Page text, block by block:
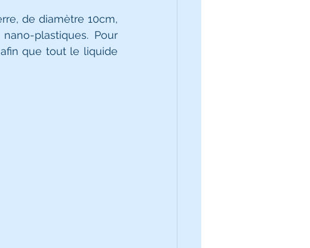
de diamètre 10cm,
plastiques. Pour
que tout le liquide